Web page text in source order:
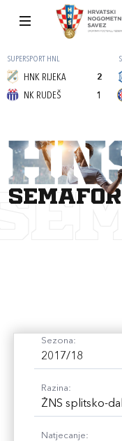
SUPERSPORT HNL
HNK RIJEKA
2
1
NK RUDEŠ
semafor
Sezona:
2017/18
Razina:
ŽNS splitsko-
Natjecanje: